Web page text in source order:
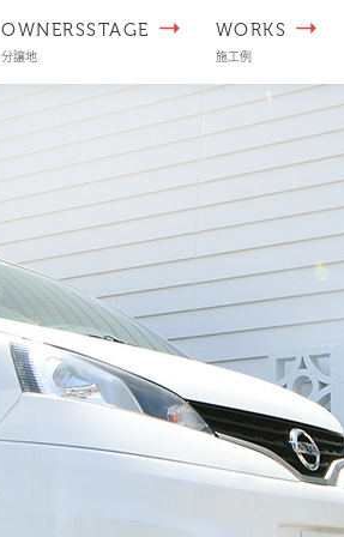
OWNERSSTAGE
分譲地
WORKS
施工例